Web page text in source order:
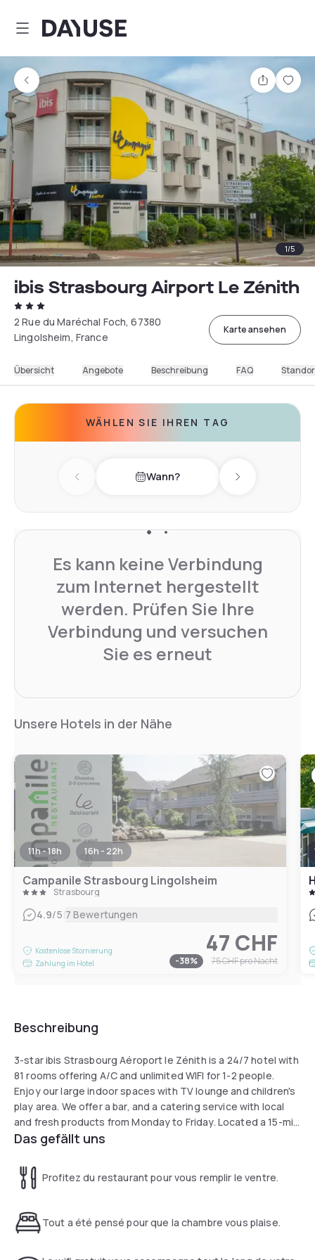
Dayuse
Teilen
1/5
ibis Strasbourg Airport Le Zénith
2 Rue du Maréchal Foch, 67380
Lingolsheim, France
Karte ansehen
Übersicht Angebote Beschreibung FAQ
WÄHLEN SIE IHREN TAG
Previous day Wann? Next day
Es kann keine Verbindung
zum Internet hergestellt
werden. Prüfen Sie Ihre
Verbindung und versuchen
Sie es erneut
Unsere Hotels in der Nähe
11h - 18h 16h - 22h
Campanile Strasbourg Lingolsheim
Strasbourg
4.9/5|7 Bewertungen
Kostenlose Stornierung
Zahlung im Hotel
47 CHF
-38% 75 CHFpro Nacht
Beschreibung
3-star ibis Strasbourg Aéroport le Zénith is a 24/7 hotel with
81 rooms offering A/C and unlimited WIFI for 1-2 people.
Enjoy our large indoor spaces with TV lounge and children's
play area. We offer a bar, and a catering service with local
and fresh products from Monday to Friday. Located a 15-min
drive from Zenith Strasbourg and Strasbourg Airport, and a
Das gefällt uns
Profitez du restaurant pour vous remplir le ventre.
Tout a été pensé pour que la chambre vous plaise.